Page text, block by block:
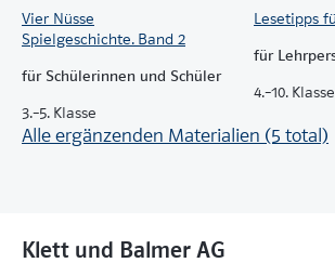
Vier Nüsse
Spielgeschichte. Band 2
für Schülerinnen und Schüler
3.–5. Klasse
Lesetipps
für
4.–10. Klasse
Alle ergänzenden Materialien (5 total)
Klett und Balmer AG